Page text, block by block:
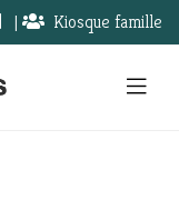
| Kiosque famille